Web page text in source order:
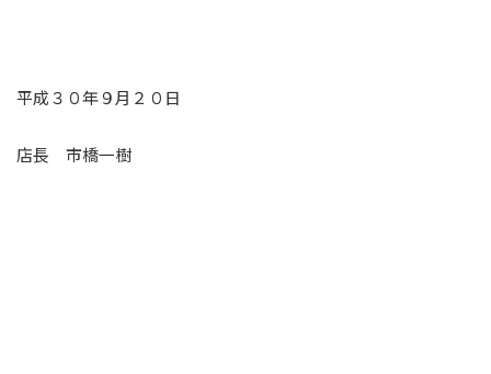
平成３０年９月２０日
店長 市橋一樹